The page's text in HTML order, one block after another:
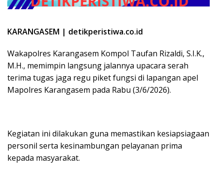
KARANGASEM | detikperistiwa.co.id
Wakapolres Karangasem Kompol Taufan Rizaldi, S.I.K.,
M.H., memimpin langsung jalannya upacara serah
terima tugas jaga regu piket fungsi di lapangan apel
Mapolres Karangasem pada Rabu (3/6/2026).
Kegiatan ini dilakukan guna memastikan kesiapsiagaan
personil serta kesinambungan pelayanan prima
kepada masyarakat.